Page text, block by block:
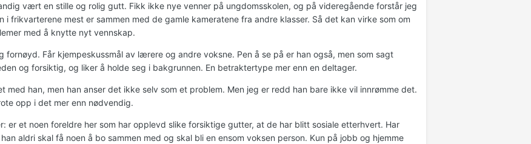
vært en stille og rolig gutt. Fikk ikke nye venner på ungdomsskolen, og på videregående forstår jeg
i frikvarterene mest er sammen med de gamle kameratene fra andre klasser. Så det kan virke som om
med å knytte nyt vennskap.
fornøyd. Får kjempeskussmål av lærere og andre voksne. Pen å se på er han også, men som sagt
og forsiktig, og liker å holde seg i bakgrunnen. En betraktertype mer enn en deltager.
med han, men han anser det ikke selv som et problem. Men jeg er redd han bare ikke vil innrømme det.
opp i det mer enn nødvendig.
er et noen foreldre her som har opplevd slike forsiktige gutter, at de har blitt sosiale etterhvert. Har
aldri skal få noen å bo sammen med og skal bli en ensom voksen person. Kun på jobb og hjemme